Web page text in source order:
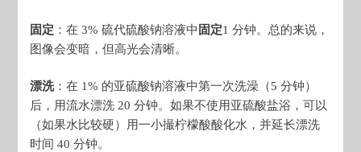
固定 ：在 3% 硫代硫酸钠溶液中 固定1 分钟。总的来说，
图像会变暗，但高光会清晰。
漂洗：在 1% 的亚硫酸钠溶液中第一次洗澡（5 分钟）
后，用流水漂洗 20 分钟。如果不使用亚硫酸盐浴，可以
（如果水比较硬）用一小撮柠檬酸酸化水，并延长漂洗
时间 40 分钟。